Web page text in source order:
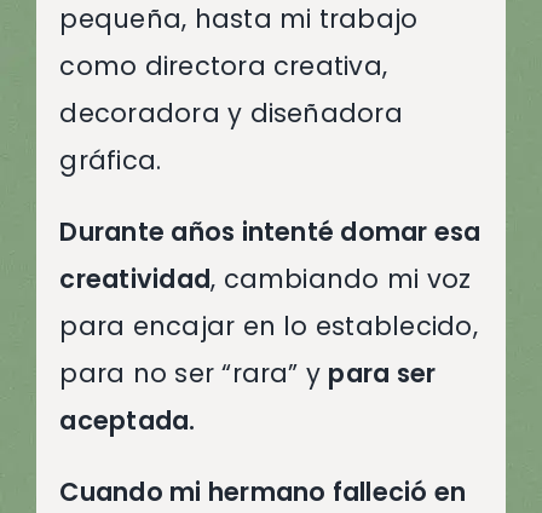
pequeña, hasta mi trabajo
como directora creativa,
decoradora y diseñadora
gráfica.
Durante años intenté domar esa
creatividad, cambiando mi voz
para encajar en lo establecido,
para no ser “rara” y para ser
aceptada.
Cuando mi hermano falleció en